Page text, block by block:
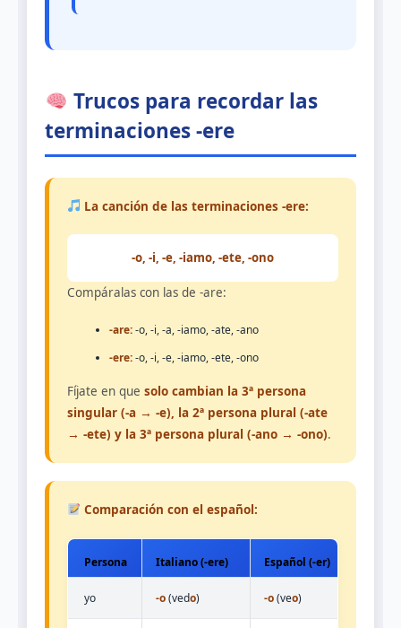
Trucos para recordar las
terminaciones -ere
La canción de las terminaciones -ere:
-o, -i, -e, -iamo, -ete, -ono
Compáralas con las de -are:
-are:-o, -i, -a, -iamo, -ate, -ano
-ere:-o, -i, -e, -iamo, -ete, -ono
Fíjate en que solo cambian la 3ª persona
singular (-a → -e), la 2ª persona plural (-ate
→ -ete) y la 3ª persona plural (-ano → -ono).
Comparación con el español:
Persona Italiano (-ere) Español (-er)
yo -o(vedo) -o(veo)